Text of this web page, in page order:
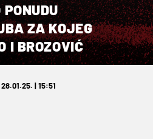
ZA KOJEG
I BROZOVIĆ
| 15:51